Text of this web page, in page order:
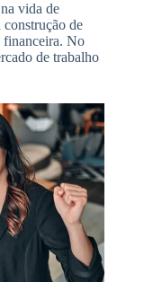
vida de
construção de
financeira. No
de trabalho